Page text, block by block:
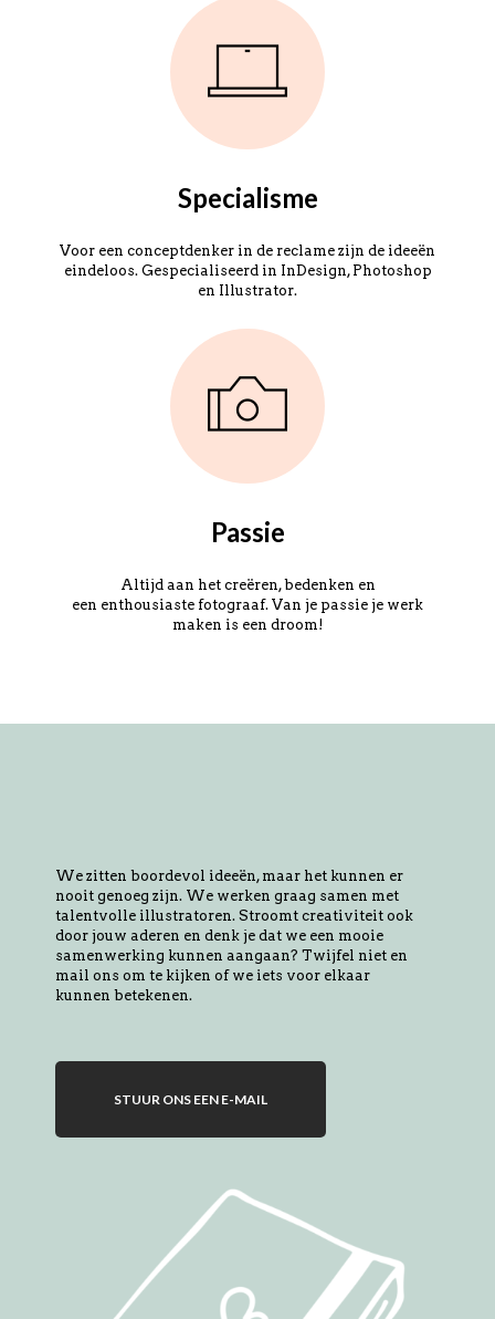
Specialisme
Voor een conceptdenker in de reclame zijn de ideeën
eindeloos. Gespecialiseerd in InDesign, Photoshop
en Illustrator.
Passie
Altijd aan het creëren, bedenken en
een enthousiaste fotograaf. Van je passie je werk
maken is een droom!
We zitten boordevol ideeën, maar het kunnen er
nooit genoeg zijn. We werken graag samen met
talentvolle illustratoren. Stroomt creativiteit ook
door jouw aderen en denk je dat we een mooie
samenwerking kunnen aangaan? Twijfel niet en
mail ons om te kijken of we iets voor elkaar
kunnen betekenen.
STUUR ONS EEN E-MAIL